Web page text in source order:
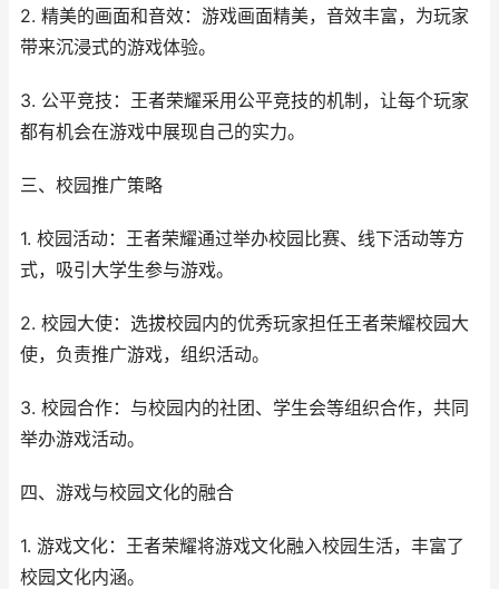
2. 精美的画面和音效：游戏画面精美，音效丰富，为玩家
带来沉浸式的游戏体验。
3. 公平竞技：王者荣耀采用公平竞技的机制，让每个玩家
都有机会在游戏中展现自己的实力。
三、校园推广策略
1. 校园活动：王者荣耀通过举办校园比赛、线下活动等方
式，吸引大学生参与游戏。
2. 校园大使：选拔校园内的优秀玩家担任王者荣耀校园大
使，负责推广游戏，组织活动。
3. 校园合作：与校园内的社团、学生会等组织合作，共同
举办游戏活动。
四、游戏与校园文化的融合
1. 游戏文化：王者荣耀将游戏文化融入校园生活，丰富了
校园文化内涵。